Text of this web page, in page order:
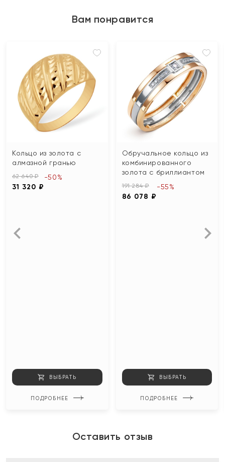
Вам понравится
Кольцо из золота с
алмазной гранью
62 640 ₽
31 320 ₽
-50%
ВЫБРАТЬ
ПОДРОБНЕЕ
Обручальное кольцо из
комбинированного
золота с бриллиантом
191 284 ₽
86 078 ₽
-55%
ВЫБРАТЬ
ПОДРОБНЕЕ
Оставить отзыв